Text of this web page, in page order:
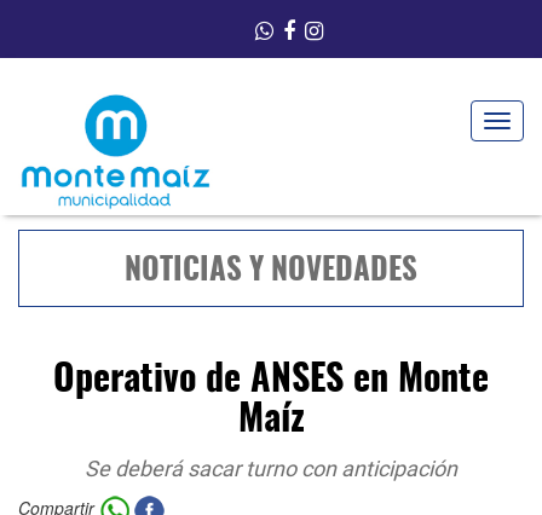
Toggle
NOTICIAS Y NOVEDADES
Operativo de ANSES en Monte
Maíz
Se deberá sacar turno con anticipación
Compartir